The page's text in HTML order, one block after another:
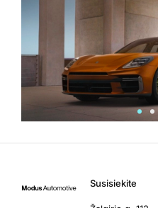
Susisiekite